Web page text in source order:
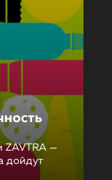
ZAVTRA —
дойдут